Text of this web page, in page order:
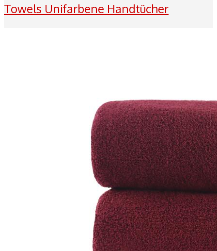
Towels Unifarbene Handtücher